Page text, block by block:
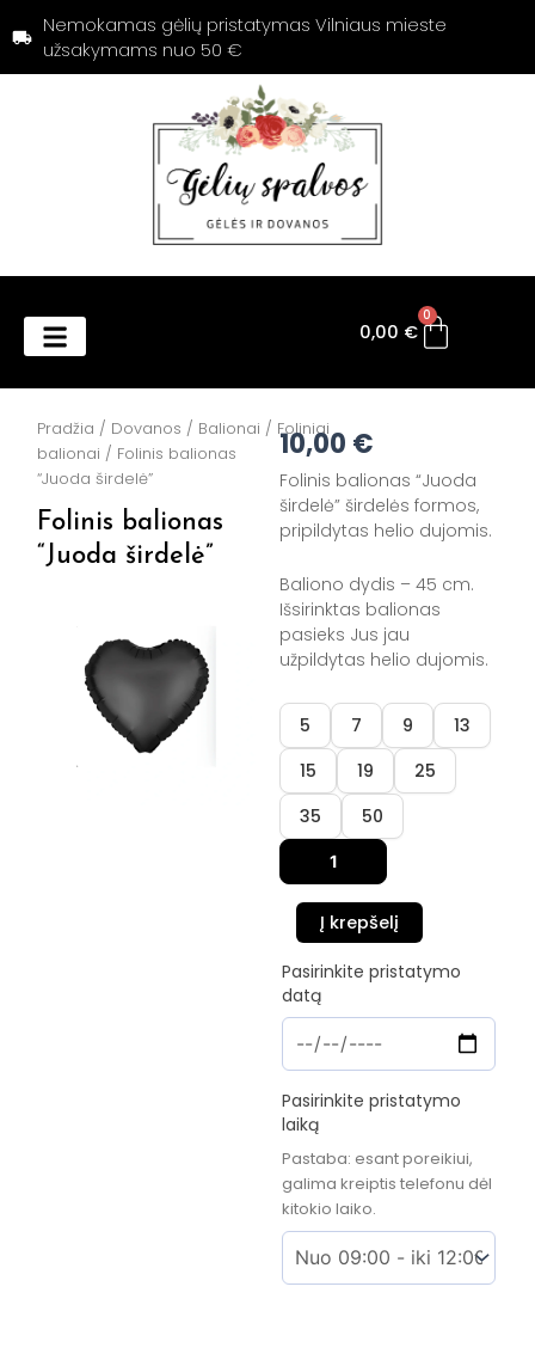
prie
turinio
Nemokamas gėlių pristatymas Vilniaus mieste
užsakymams nuo 50 €
0,00 €
0
Cart
Pradžia / Dovanos / Balionai / Foliniai
balionai / Folinis balionas
“Juoda širdelė”
Folinis balionas
“Juoda širdelė”
10,00 €
Folinis balionas “Juoda
širdelė” širdelės formos,
pripildytas helio dujomis.
Baliono dydis – 45 cm.
Išsirinktas balionas
pasieks Jus jau
užpildytas helio dujomis.
5 7 9
13
15
19
25
35
50
produkto
kiekis:
Folinis
balionas
“Juoda
širdelė”
Į krepšelį
Pasirinkite pristatymo
datą
Pasirinkite pristatymo
laiką
Pastaba: esant poreikiui,
galima kreiptis telefonu dėl
kitokio laiko.